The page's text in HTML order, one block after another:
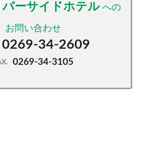
バーサイドホテル
0269-34-2609
0269-34-3105